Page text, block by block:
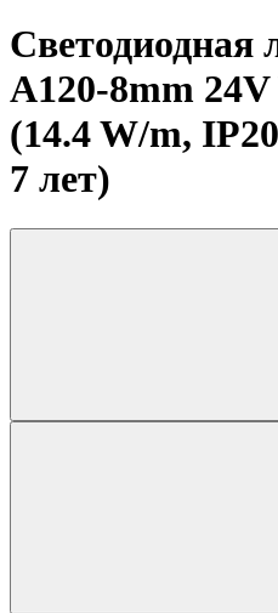
Светодиодная
A120-8mm
(14.4 W/m,
7 лет)